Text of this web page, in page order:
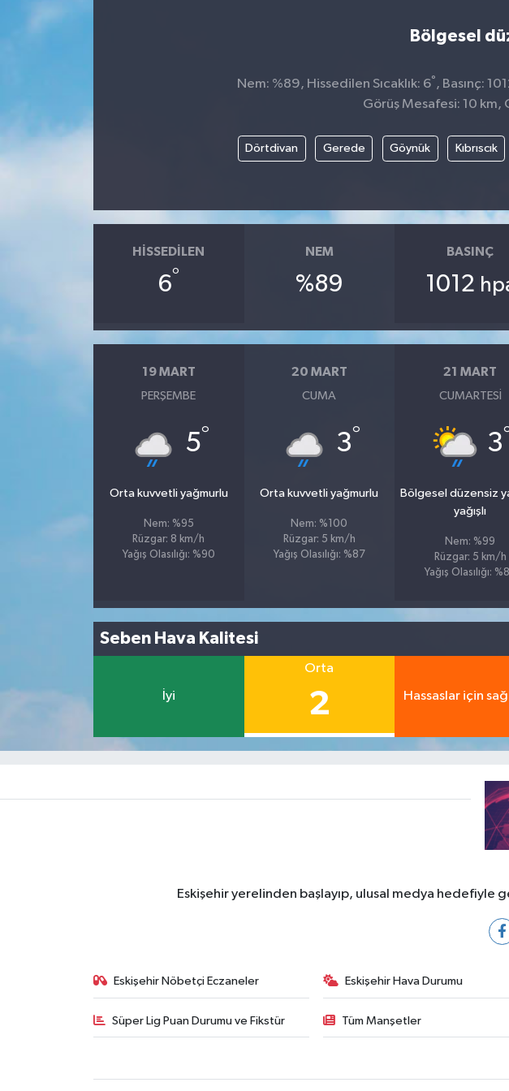
Bölgesel
Nem: %89, Hissedilen Sıcaklık: 6° , Basınç:
Görüş Mesafesi: 10 km,
Dörtdivan Gerede Göynük Kıbrıscık
HISSEDILEN
6°
NEM
%89
BASINÇ
1012
19 MART
PERŞEMBE
5°
Orta kuvvetli yağmurlu
Nem: %95
Rüzgar: 8 km/h
Yağış Olasılığı: %90
20 MART
CUMA
3°
Orta kuvvetli yağmurlu
Nem: %100
Rüzgar: 5 km/h
Yağış Olasılığı: %87
21 MART
CUMARTESI
3
Bölgesel düzensiz
yağışlı
Nem: %99
Rüzgar: 5 km/h
Yağış Olasılığı:
Seben Hava Kalitesi
İyi
Orta
2 Hassaslar için
Eskişehir yerelinden başlayıp, ulusal medya hedefiyle
Eskişehir Nöbetçi Eczaneler Eskişehir Hava Durumu
Süper Lig Puan Durumu ve Fikstür Tüm Manşetler